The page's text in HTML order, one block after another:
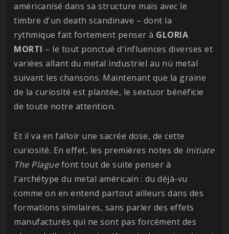
américanisé dans sa structure mais avec le
timbre d'un death scandinave – dont la
rythmique fait fortement penser à GLORIA
MORTI – le tout ponctué d'influences diverses et
variées allant du metal industriel au nü metal
suivant les chansons. Maintenant que la graine
de la curiosité est plantée, le sextuor bénéficie
de toute notre attention.
Et il va en falloir une sacrée dose, de cette
curiosité. En effet, les premières notes de Initiate
The Plaguefont tout de suite penser à
l'archétype du metal américain : du déjà-vu
comme on en entend partout ailleurs dans des
formations similaires, sans parler des effets
manufacturés qui ne sont pas forcément des